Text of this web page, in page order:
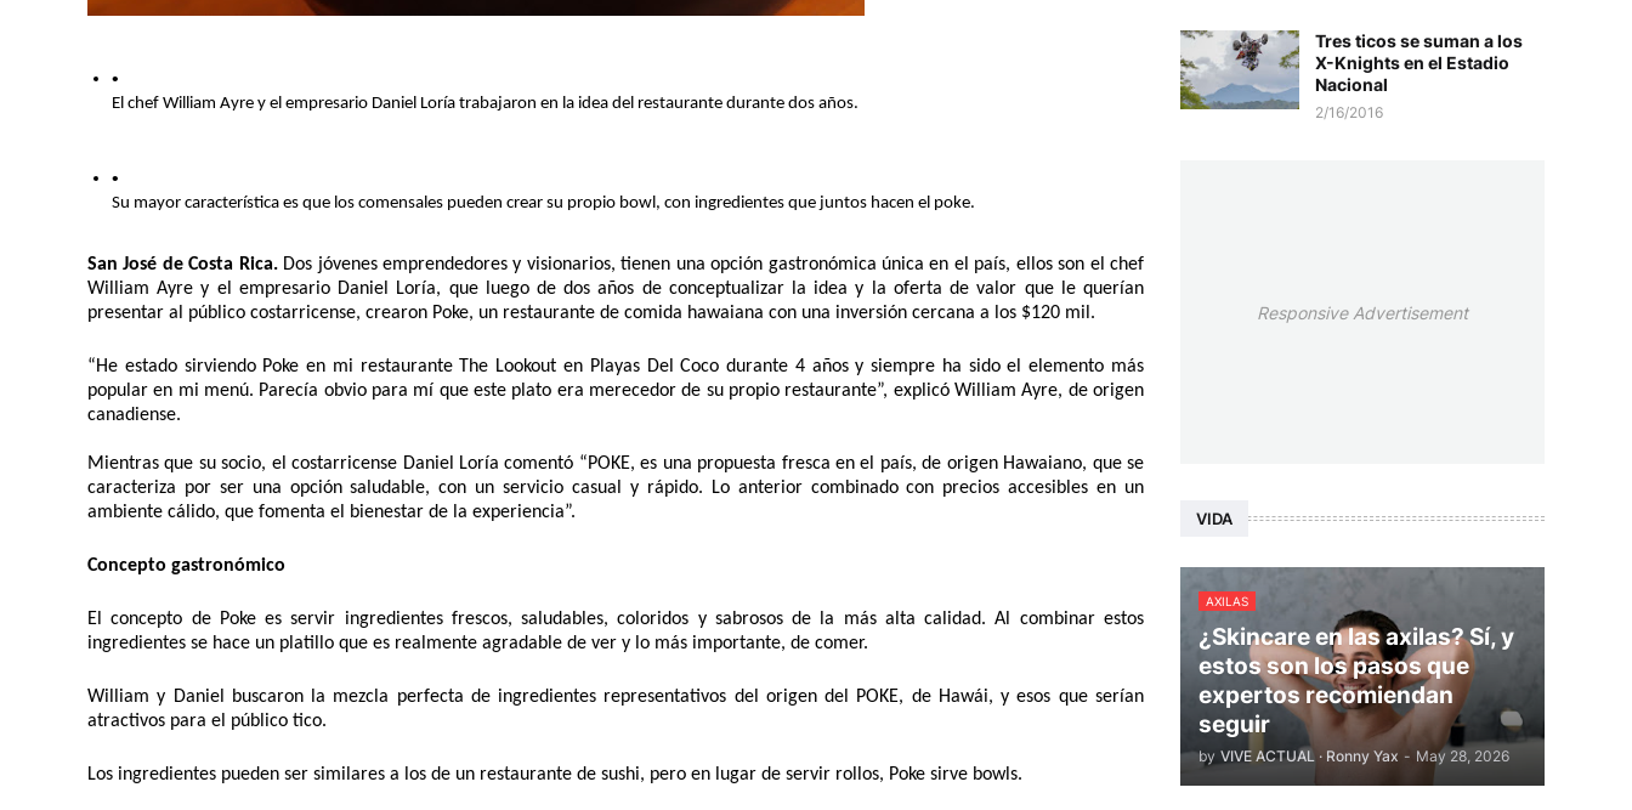
El chef William Ayre y el empresario Daniel Loría trabajaron en la idea del restaurante durante dos años.
Su mayor característica es que los comensales pueden crear su propio bowl, con ingredientes que juntos hacen el poke.
San José de Costa Rica. Dos jóvenes emprendedores y visionarios, tienen una opción gastronómica única en el país, ellos son el chef
William Ayre y el empresario Daniel Loría, que luego de dos años de conceptualizar la idea y la oferta de valor que le querían
presentar al público costarricense, crearon Poke, un restaurante de comida hawaiana con una inversión cercana a los $120 mil.
“He estado sirviendo Poke en mi restaurante The Lookout en Playas Del Coco durante 4 años y siempre ha sido el elemento más
popular en mi menú. Parecía obvio para mí que este plato era merecedor de su propio restaurante”, explicó William Ayre, de origen
canadiense.
Mientras que su socio, el costarricense Daniel Loría comentó “POKE, es una propuesta fresca en el país, de origen Hawaiano, que se
caracteriza por ser una opción saludable, con un servicio casual y rápido. Lo anterior combinado con precios accesibles en un
ambiente cálido, que fomenta el bienestar de la experiencia”.
Concepto gastronómico
El concepto de Poke es servir ingredientes frescos, saludables, coloridos y sabrosos de la más alta calidad. Al combinar estos
ingredientes se hace un platillo que es realmente agradable de ver y lo más importante, de comer.
William y Daniel buscaron la mezcla perfecta de ingredientes representativos del origen del POKE, de Hawái, y esos que serían
atractivos para el público tico.
Los ingredientes pueden ser similares a los de un restaurante de sushi, pero en lugar de servir rollos, Poke sirve bowls.
Tres ticos se suman a los
X-Knights en el Estadio
Nacional
2/16/2016
Responsive Advertisement
VIDA
AXILAS
¿Skincare en las axilas? Sí, y
estos son los pasos que
expertos recomiendan
seguir
by VIVE ACTUAL · Ronny Yax - May 28, 2026